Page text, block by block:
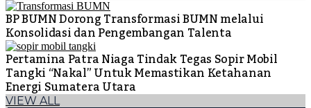
BP BUMN Dorong Transformasi BUMN melalui
Konsolidasi dan Pengembangan Talenta
Pertamina Patra Niaga Tindak Tegas Sopir Mobil
Tangki “Nakal” Untuk Memastikan Ketahanan
Energi Sumatera Utara
VIEW ALL